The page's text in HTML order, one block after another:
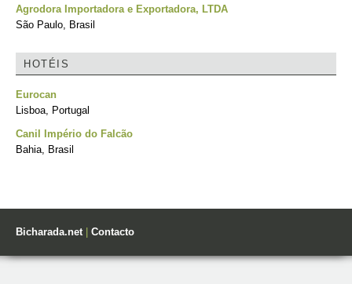
Agrodora Importadora e Exportadora, LTDA
São Paulo, Brasil
HOTÉIS
Eurocan
Lisboa, Portugal
Canil Império do Falcão
Bahia, Brasil
Bicharada.net| Contacto